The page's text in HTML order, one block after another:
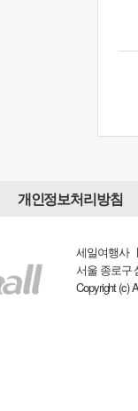
개인정보처리방침
세일여행사
서울 종로구
Copyright (c)